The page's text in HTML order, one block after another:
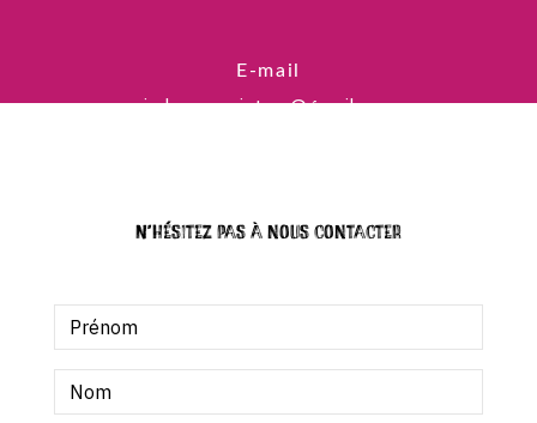
E-mail
jadecorspeinture@gmail.com
N'hésitez pas à nous contacter